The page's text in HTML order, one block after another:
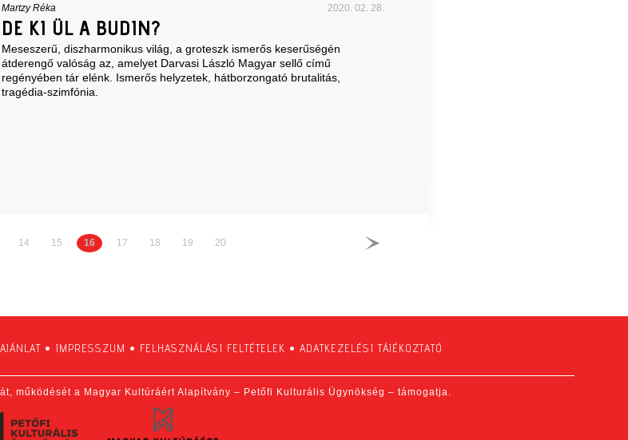
Martzy Réka 2020. 02. 28.
DE KI ÜL A BUDIN?
Meseszerű, diszharmonikus világ, a groteszk ismerős keserűségén
átderengő valóság az, amelyet Darvasi László Magyar sellő című
regényében tár elénk. Ismerős helyzetek, hátborzongató brutalitás,
tragédia-szimfónia.
14 15 16 17 18 19 20
• IMPRESSZUM • FELHASZNÁLÁSI FELTÉTELEK • ADATKEZELÉSI TÁJÉKOZTATÓ
működését a Magyar Kultúráért Alapítvány – Petőfi Kulturális Ügynökség – támogatja.